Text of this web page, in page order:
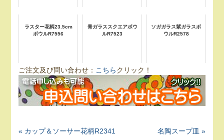
ラスター花柄23.5cm
ボウルR7556
青ガラススクエアボウ
ルR7523
ソガガラス紫ガラスボ
ウルR2578
ご注文及び問い合わせ： こちらクリック！
« カップ＆ソーサー花柄R2341 名陶スープ皿 »